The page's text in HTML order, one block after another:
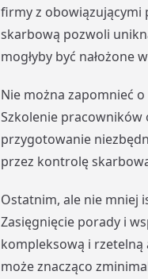
firmy z obowiązującymi
skarbową pozwoli
mogłyby być nałożone
Nie można zapomnieć
Szkolenie
przygotowanie
przez kontrolę
Ostatnim, ale nie mniej
Zasięgnięcie porady i
kompleksową i
może znacząco